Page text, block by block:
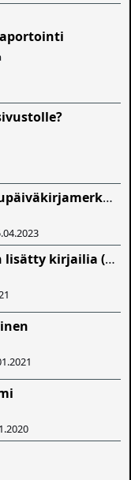
Kirjatietokantaan lukupäiväkirjamerkintöjä?
Kuka on ensimmäinen lisätty kirjailia (kai jos merkitys on se) risingshadowiin.